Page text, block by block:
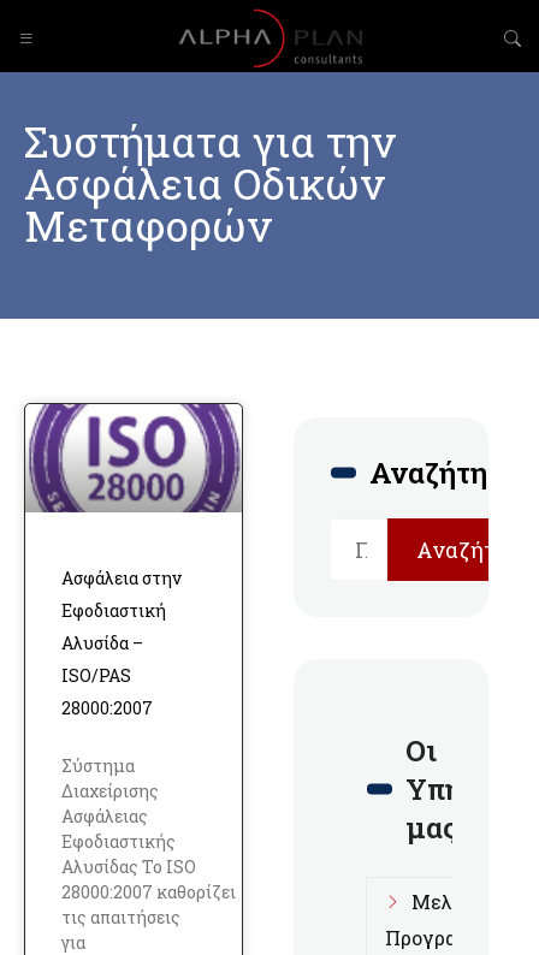
Συστήματα για την
Ασφάλεια Οδικών
Μεταφορών
Ασφάλεια στην
Εφοδιαστική
Αλυσίδα –
ISO/PAS
28000:2007
Σύστημα
Διαχείρισης
Ασφάλειας
Εφοδιαστικής
Αλυσίδας Το ISO
28000:2007 καθορίζει
τις απαιτήσεις
για
Αναζήτηση
Αναζήτηση
Οι
μας
Μελέτες
Προγραμμάτων